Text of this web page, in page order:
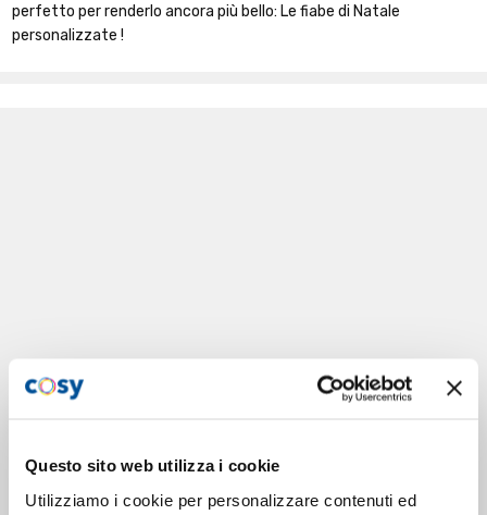
Questo sito web utilizza i cookie
Utilizziamo i cookie per personalizzare contenuti ed
perfetto per renderlo ancora più bello: Le fiabe di Natale
personalizzate !